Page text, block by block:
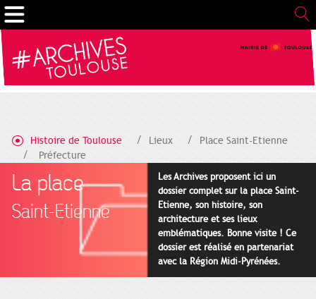
Histoire de Toulouse Lieux
Place Saint-Etienne
Préfecture
La place
Saint-Etienne
Les Archives proposent ici un
dossier complet sur la place Saint-
Etienne, son histoire, son
architecture et ses lieux
emblématiques. Bonne visite ! Ce
dossier est réalisé en partenariat
avec la Région Midi-Pyrénées.
Cookies management panel